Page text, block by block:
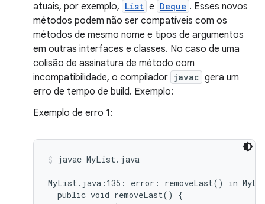
atuais, por exemplo, List e Deque . Esses novos
métodos podem não ser compatíveis com os
métodos de mesmo nome e tipos de argumentos
em outras interfaces e classes. No caso de uma
colisão de assinatura de método com
incompatibilidade, o compilador javac gera um
erro de tempo de build. Exemplo:
Exemplo de erro 1:
javac MyList.java
MyList.java:135: error: removeLast() in
  public void removeLast() {